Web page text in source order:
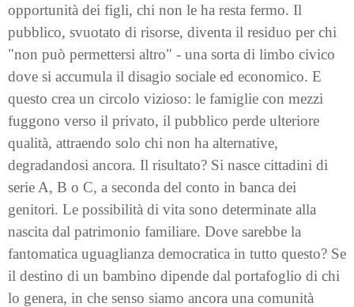
opportunità dei figli, chi non le ha resta fermo. Il
pubblico, svuotato di risorse, diventa il residuo per chi
"non può permettersi altro" - una sorta di limbo civico
dove si accumula il disagio sociale ed economico. E
questo crea un circolo vizioso: le famiglie con mezzi
fuggono verso il privato, il pubblico perde ulteriore
qualità, attraendo solo chi non ha alternative,
degradandosi ancora. Il risultato? Si nasce cittadini di
serie A, B o C, a seconda del conto in banca dei
genitori. Le possibilità di vita sono determinate alla
nascita dal patrimonio familiare. Dove sarebbe la
fantomatica uguaglianza democratica in tutto questo? Se
il destino di un bambino dipende dal portafoglio di chi
lo genera, in che senso siamo ancora una comunità